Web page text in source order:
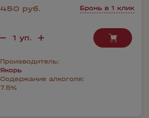
450 руб. Бронь в 1 клик
Производитель:
Якорь
Содержание алкоголя:
7.5%